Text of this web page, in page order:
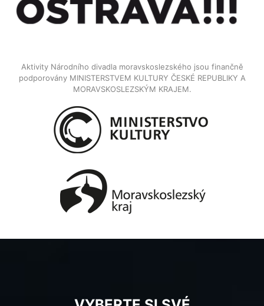
Aktivity Národního divadla moravskoslezského jsou finančně
podporovány MINISTERSTVEM KULTURY ČESKÉ REPUBLIKY A
MORAVSKOSLEZSKÝM KRAJEM.